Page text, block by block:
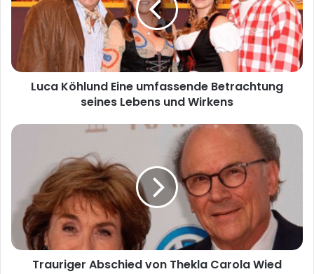
Betrachtung
seines
Lebens
und
Wirkens
Luca Köhlund Eine umfassende Betrachtung
seines Lebens und Wirkens
Trauriger
Carola
Wied
Trauriger Abschied von Thekla Carola Wied